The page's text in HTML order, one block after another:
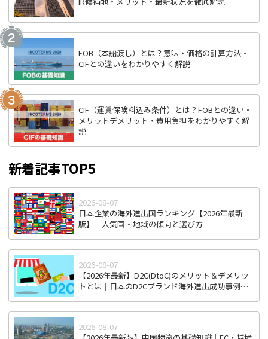
FOB（本船渡し）とは？意味・価格の計算方法・
CIFとの違いをわかりやすく解説
CIF（運賃保険料込み条件）とは？FOBとの違い・
メリットデメリット・費用負担をわかりやすく解
説
新着記事TOP5
2026-08-07
日本企業の海外進出国ランキング【2026年最新
版】｜人気国・地域の傾向と選び方
2026-08-07
【2026年最新】D2C(DtoC)のメリット＆デメリッ
トとは｜日本のD2Cブランド海外進出成功事例と
2026-08-07